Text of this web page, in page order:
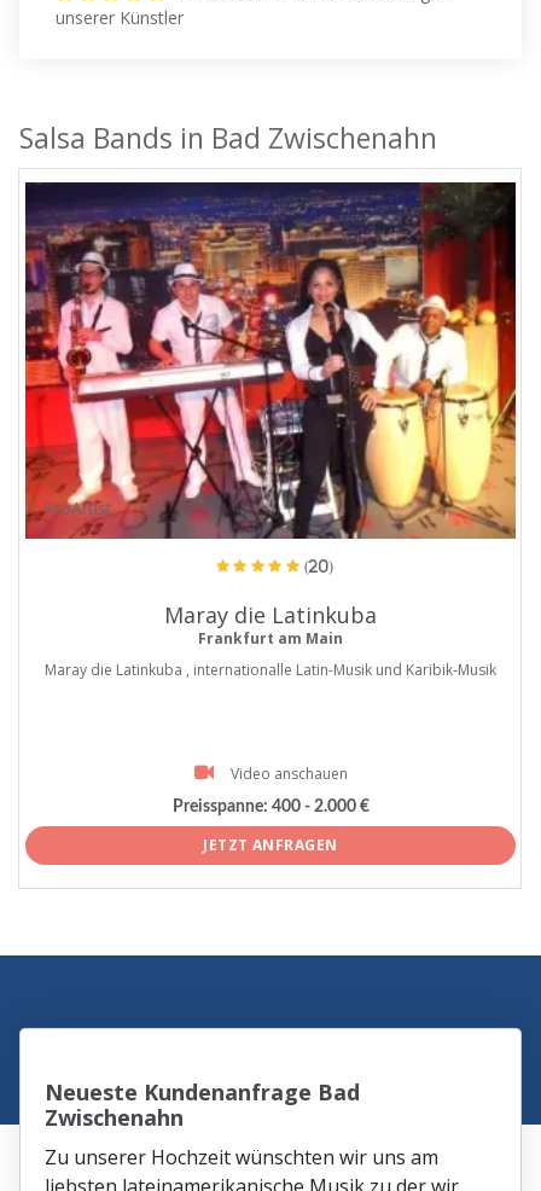
unserer Künstler
Salsa Bands in Bad Zwischenahn
ProArtist
(20)
Maray die Latinkuba
Frankfurt am Main
Maray die Latinkuba , internationalle Latin-Musik und Karibik-Musik
Video anschauen
Preisspanne: 400 - 2.000 €
JETZT ANFRAGEN
Neueste Kundenanfrage Bad
Zwischenahn
Zu unserer Hochzeit wünschten wir uns am